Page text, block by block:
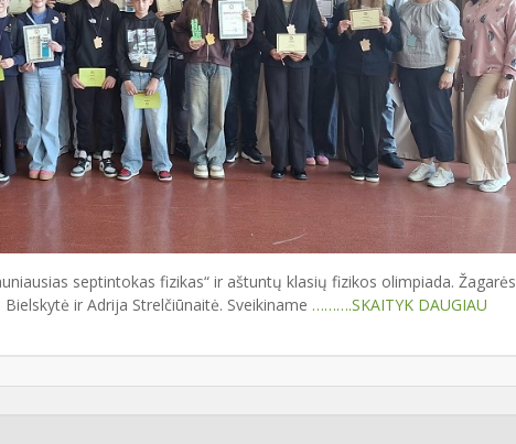
septintokas fizikas“ ir aštuntų klasių fizikos olimpiada. Žagarės
ir Adrija Strelčiūnaitė. Sveikiname ……….SKAITYK DAUGIAU